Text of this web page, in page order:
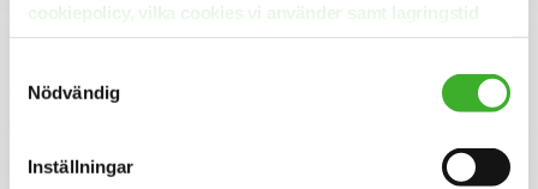
cookiepolicy, vilka cookies vi använder samt lagringstid
här.
Nödvändig
Inställningar
Urval och intervjuer sker löpande så vänta inte med din
Notera att vi inte tar emot ansökningshandlingar via e-